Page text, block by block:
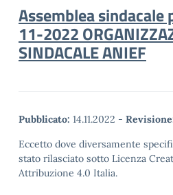
Assemblea
11-2022
SINDACALE ANIEF
Pubblicato: 14.11.2022 -
Eccetto dove diversamente
stato rilasciato sotto Licenza
Attribuzione 4.0 Italia.